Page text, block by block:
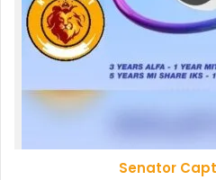
Senator